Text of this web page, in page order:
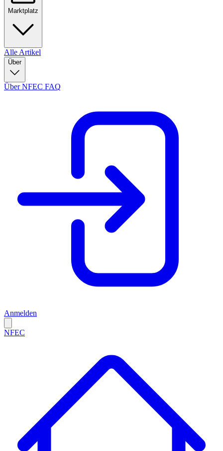
Marktplatz
Alle Artikel
Über
Über NFEC FAQ
Anmelden
NFEC